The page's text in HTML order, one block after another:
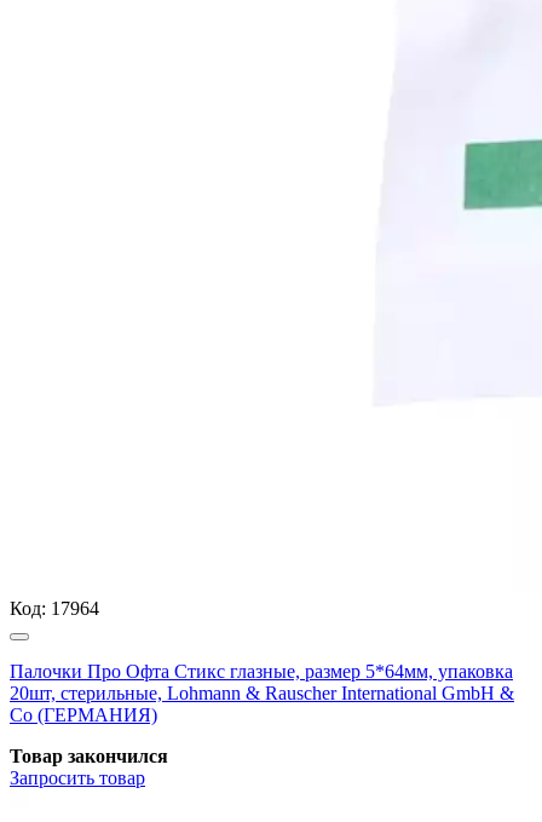
Код: 17964
Палочки Про Офта Стикс глазные, размер 5*64мм, упаковка
20шт, стерильные, Lohmann & Rauscher International GmbH &
Co (ГЕРМАНИЯ)
Товар закончился
Запросить товар